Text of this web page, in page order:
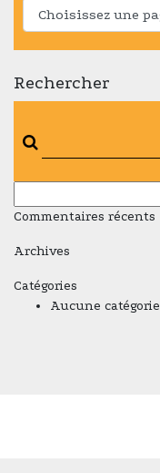
Rechercher
Commentaires récents
Archives
Catégories
Aucune catégorie